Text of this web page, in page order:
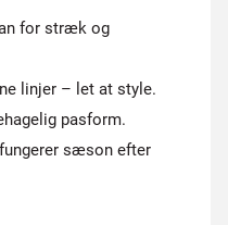
for stræk og
linjer – let at style.
pasform.
sæson efter